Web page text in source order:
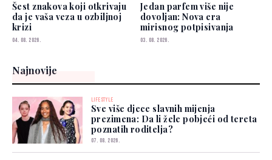
Šest znakova koji otkrivaju
da je vaša veza u ozbiljnoj
krizi
04. 08. 2026.
Jedan parfem više nije
dovoljan: Nova era
mirisnog potpisivanja
03. 08. 2026.
Najnovije
LIFESTYLE
Sve više djece slavnih mijenja
prezimena: Da li žele pobjeći od tereta
poznatih roditelja?
07. 08. 2026.